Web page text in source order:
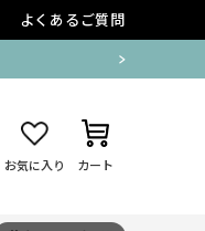
よくあるご質問
お気に入り カート